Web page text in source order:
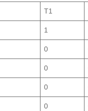
T1
1
0
0
0
0